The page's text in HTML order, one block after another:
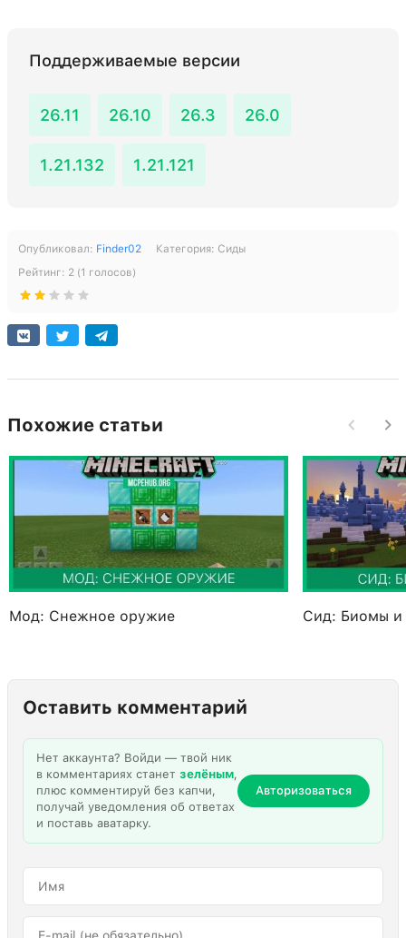
Поддерживаемые версии
26.11 26.10 26.3 26.0
1.21.132 1.21.121
Опубликовал: Finder02 Категория: Сиды
Рейтинг: 2 (1 голосов)
Похожие статьи
Мод: Снежное оружие Сид: Биомы и
Оставить комментарий
Нет аккаунта? Войди — твой ник
в комментариях станет зелёным,
плюс комментируй без капчи,
получай уведомления об ответах
и поставь аватарку.
Авторизоваться